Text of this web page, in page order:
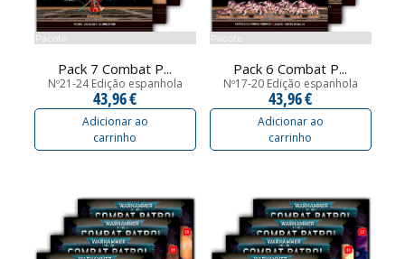
Pacote
Pack 7 Combat P...
Nº21-24 Edição espanhola
43,96 €
Adicionar ao
carrinho
Pacote
Pack 6 Combat P...
Nº17-20 Edição espanhola
43,96 €
Adicionar ao
carrinho